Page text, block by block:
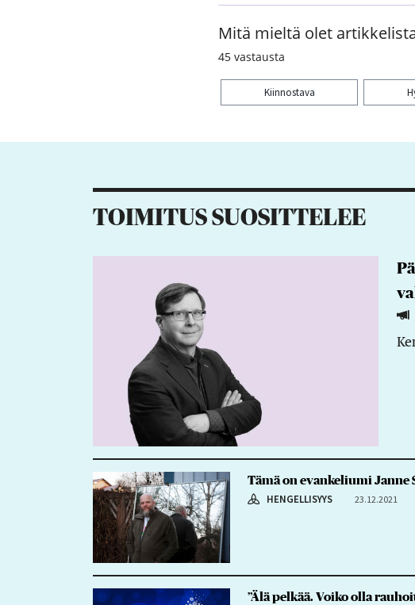
Mitä mieltä olet
45 vastausta
Kiinnostava
TOIMITUS SUOSITTELEE
Tämä on evankeliumi Janne
HENGELLISYYS 23.12.2021
”Älä pelkää. Voiko olla